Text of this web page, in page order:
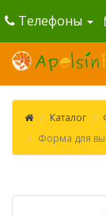
Телефоны
Каталог
Форма для